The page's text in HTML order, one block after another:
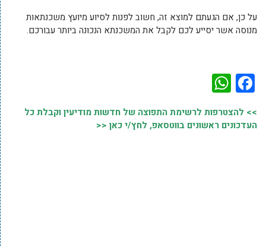
על כן, אם הגעתם למוצא זה, חשוב לפנות לסיוע מיועץ משכנתאות
מנוסה אשר יסייע לכם לקבל את המשכנתא הנכונה ביותר עבורכם.
Facebook
>> להצטרפות לרשימת התפוצה של חדשות מודיעין וקבלת כל
העדכונים ראשונים בווטסאפ, לחץ/י כאן <<